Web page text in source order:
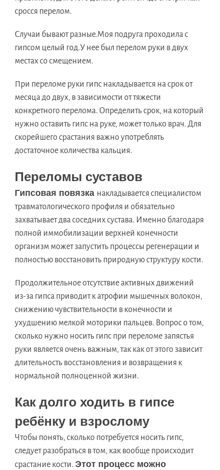
сросся перелом.
Случаи бывают разные.Моя подруга проходила с
гипсом целый год.У нее был перелом руки в двух
местах со смещением.
При переломе руки гипс накладывается на срок от
месяца до двух, в зависимости от тяжести
конкретного перелома. Определить срок, на который
нужно оставить гипс на руке, может только врач. Для
скорейшего срастания важно употреблять
достаточное количества кальция.
Переломы суставов
Гипсовая повязка накладывается специалистом
травматологического профиля и обязательно
захватывает два соседних сустава. Именно благодаря
полной иммобилизации верхней конечности
организм может запустить процессы регенерации и
полностью восстановить природную структуру кости.
Продолжительное отсутствие активных движений
из-за гипса приводит к атрофии мышечных волокон,
снижению чувствительности в конечности и
ухудшению мелкой моторики пальцев. Вопрос о том,
сколько нужно носить гипс при переломе запястья
руки является очень важным, так как от этого зависит
длительность восстановления и возвращения к
нормальной полноценной жизни.
Как долго ходить в гипсе
ребёнку и взрослому
Чтобы понять, сколько потребуется носить гипс,
следует разобраться в том, как вообще происходит
срастание кости. Этот процесс можно